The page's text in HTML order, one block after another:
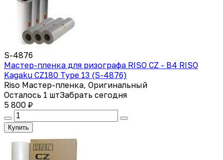
S-4876
Мастер-пленка для ризографа RISO CZ - B4 RISO
Kagaku CZ180 Type 13 (S-4876)
Riso Мастер-пленка, Оригинальный
Осталось 1 штЗабрать сегодня
5 800 ₽
Купить